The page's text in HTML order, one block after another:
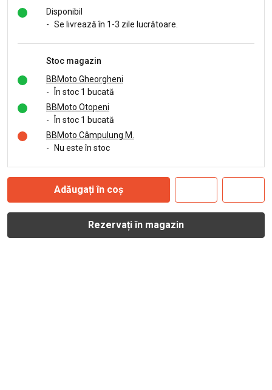
Disponibil
- Se livrează în 1-3 zile lucrătoare.
Stoc magazin
BBMoto Gheorgheni
-
În stoc 1 bucată
BBMoto Otopeni
-
În stoc 1 bucată
BBMoto Câmpulung M.
-
Nu este în stoc
Adăugați în coș
Rezervați în magazin